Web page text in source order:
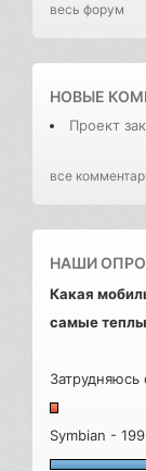
весь форум
НОВЫЕ
Проект
все
НАШИ
Какая
самые
Затрудняюсь
Symbian -